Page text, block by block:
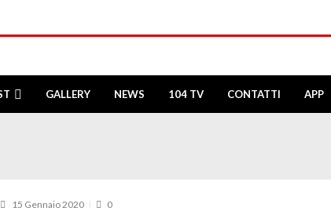
GALLERY NEWS 104 TV CONTATTI APP
15 Gennaio 2020 0